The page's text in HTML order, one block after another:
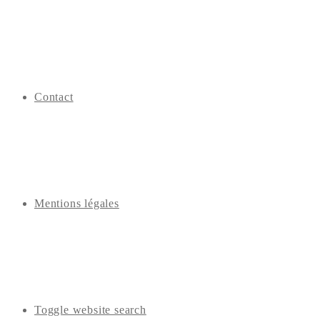
Contact
Mentions légales
Toggle website search